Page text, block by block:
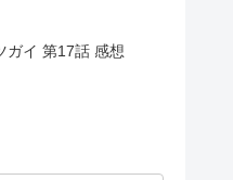
ガイ 第17話 感想